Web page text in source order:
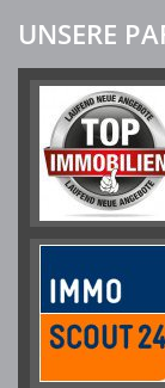
UNSERE